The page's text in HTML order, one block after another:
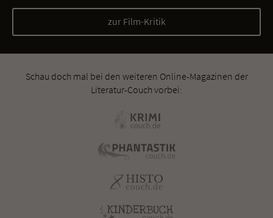
zur Film-Kritik
Schau doch mal bei den weiteren Online-Magazinen der
Literatur-Couch vorbei: